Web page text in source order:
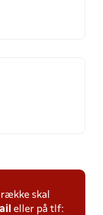
skal
eller på tlf: